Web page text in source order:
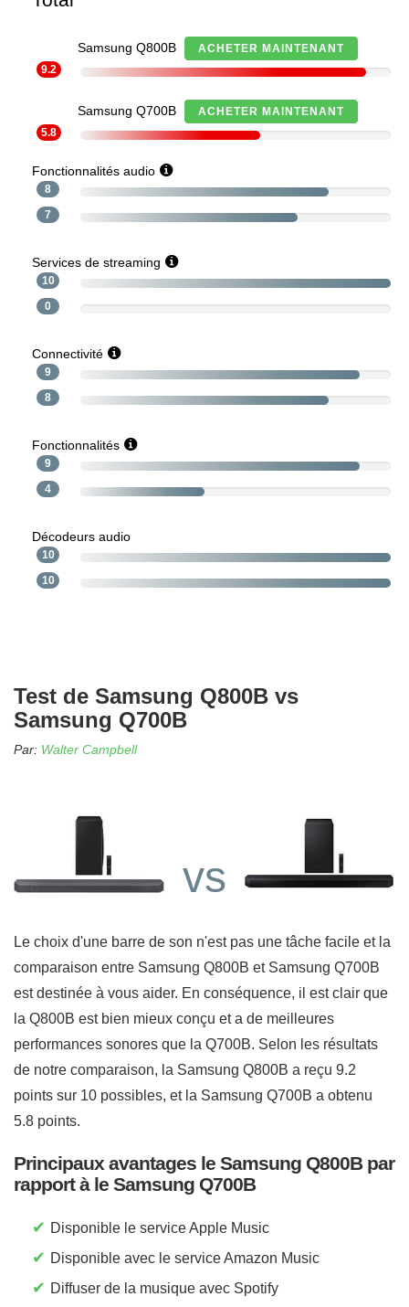
Samsung Q800B
ACHETER MAINTENANT
9.2
Samsung Q700B
ACHETER MAINTENANT
5.8
Fonctionnalités audio
8
7
Services de streaming
10
0
Connectivité
9
8
Fonctionnalités
9
4
Décodeurs audio
10
10
Test de Samsung Q800B vs
Samsung Q700B
Par: Walter Campbell
vs
Le choix d'une barre de son n'est pas une tâche facile et la
comparaison entre Samsung Q800B et Samsung Q700B
est destinée à vous aider. En conséquence, il est clair que
la Q800B est bien mieux conçu et a de meilleures
performances sonores que la Q700B. Selon les résultats
de notre comparaison, la Samsung Q800B a reçu 9.2
points sur 10 possibles, et la Samsung Q700B a obtenu
5.8 points.
Principaux avantages le Samsung Q800B par
rapport à le Samsung Q700B
✔ Disponible le service Apple Music
✔ Disponible avec le service Amazon Music
✔ Diffuser de la musique avec Spotify